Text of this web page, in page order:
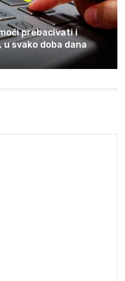
prebacivati i
svako doba dana